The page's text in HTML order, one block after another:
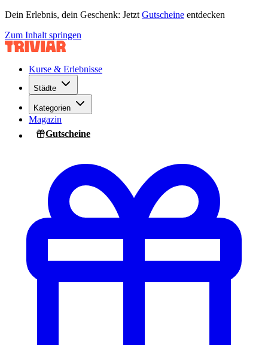
Dein Erlebnis, dein Geschenk: Jetzt Gutscheine entdecken
Zum Inhalt springen
Kurse & Erlebnisse
Städte
Kategorien
Magazin
Gutscheine